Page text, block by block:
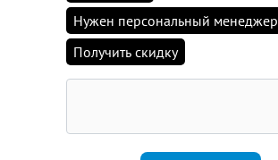
Нужен персональный менеджер
Получить скидку